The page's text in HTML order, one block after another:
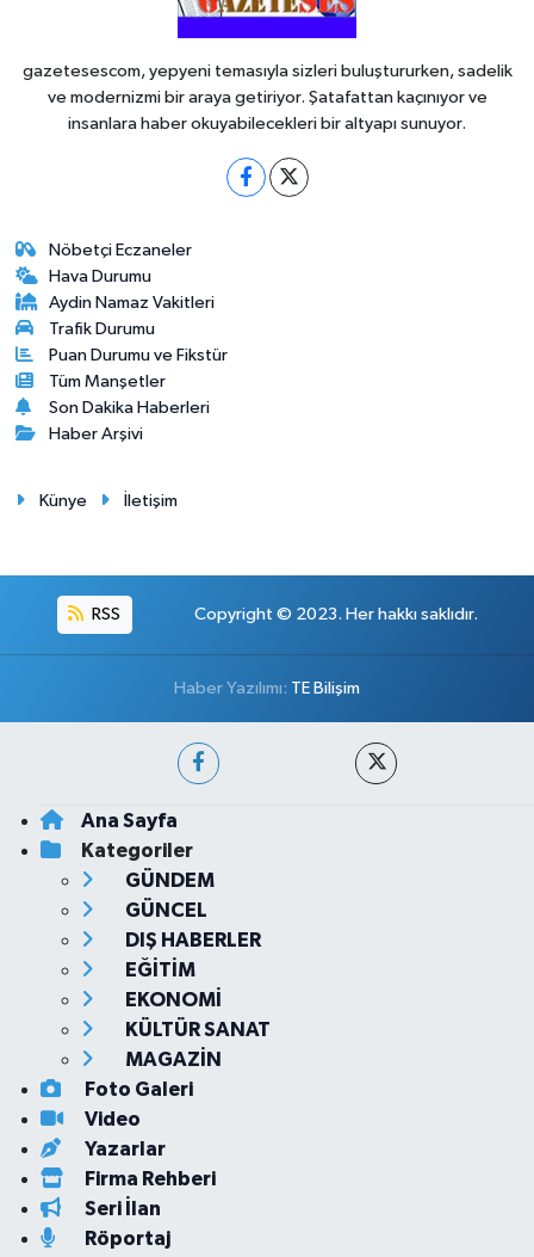
gazetesescom, yepyeni temasıyla sizleri buluştururken, sadelik
ve modernizmi bir araya getiriyor. Şatafattan kaçınıyor ve
insanlara haber okuyabilecekleri bir altyapı sunuyor.
Nöbetçi Eczaneler
Hava Durumu
Aydin Namaz Vakitleri
Trafik Durumu
Puan Durumu ve Fikstür
Tüm Manşetler
Son Dakika Haberleri
Haber Arşivi
Künye İletişim
RSS Copyright © 2023. Her hakkı saklıdır.
Haber Yazılımı: TE Bilişim
Ana Sayfa
Kategoriler
GÜNDEM
GÜNCEL
DIŞ HABERLER
EĞİTİM
EKONOMİ
KÜLTÜR SANAT
MAGAZİN
Foto Galeri
Video
Yazarlar
Firma Rehberi
Seri İlan
Röportaj